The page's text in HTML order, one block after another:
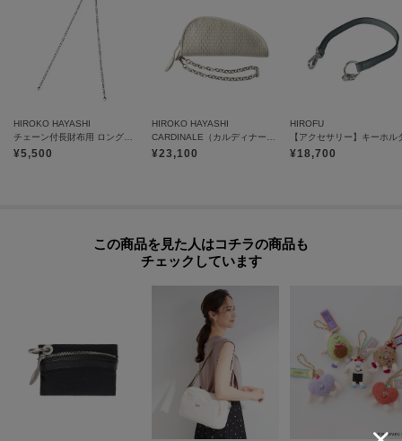
HIROKO HAYASHI
チェーン付長財布用 ロングチェーン
¥5,500
HIROKO HAYASHI
CARDINALE（カルディナーレ）キーケース
¥23,100
HIROFU
¥18,700
この商品を見た人はコチラの商品も
チェックしています